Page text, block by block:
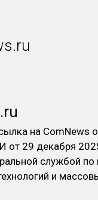
на ComNews
от 29 декабря
службой по
и